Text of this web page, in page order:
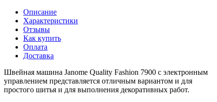
Описание
Характеристики
Отзывы
Как купить
Оплата
Доставка
Швейная машина Janome Quality Fashion 7900 с электронным
управлением представляется отличным вариантом и для
простого шитья и для выполнения декоративных работ.